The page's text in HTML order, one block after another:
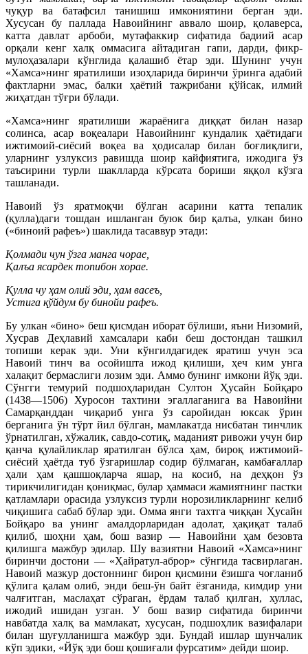
чуқур ва батафсил танишиш имкониятини берган эди.
Хусусан бу паллада Навоийнинг аввало шоир, қолаверса,
катта давлат арбоби, мутафаккир сифатида бадиий асар
орқали кенг халқ оммасига айтадиган гапи, дарди, фикр-
мулоҳазалари кўнглида қалашиб ётар эди. Шунинг учун
«Хамса»нинг яратилиши изоҳларида биринчи ўринга адабий
фактларни эмас, балки ҳаётий тажрибани қўйсак, илмий
жиҳатдан тўғри бўлади.
«Хамса»нинг яратилиши жараёнига диққат билан назар
солинса, асар воқеалари Навоийнинг кундалик ҳаётидаги
ижтимоий-сиёсий воқеа ва ҳодисалар билан боғлиқлиги,
уларнинг узлуксиз равишда шоир кайфиятига, ижодига ўз
таъсирини турли шаклларда кўрсата бориши яққол кўзга
ташланади.
Навоий ўз яратмоқчи бўлган асарини катта тепалик
(қулла)даги тошдан ишланган буюк бир қалъа, улкан бино
(«биноий рафеъ») шаклида тасаввур этади:
Қолмади чун ўзга манга чорае,
Қалъа ясардек топибон хорае.
Қулла чу ҳам олий эди, ҳам васеъ,
Устига қўйдум бу бинойи рафеъ.
Бу улкан «бино» беш қисмдан иборат бўлиши, яъни Низомий,
Хусрав Деҳлавий хамсалари каби беш достондан ташкил
топиши керак эди. Уни кўнгилдагидек яратиш учун эса
Навоий тинч ва осойишта ижод қилиши, ҳеч ким унга
халақит бермаслиги лозим эди. Аммо бунинг имкони йўқ эди.
Сўнгги темурий подшоҳларидан Султон Ҳусайн Бойқаро
(1438—1506) Хуросон тахтини эгаллаганига ва Навоийни
Самарқанддан чиқариб унга ўз саройидан юксак ўрин
берганига ўн тўрт йил бўлган, мамлакатда нисбатан тинчлик
ўрнатилган, хўжалик, савдо-сотиқ, маданият ривожи учун бир
қанча қулайликлар яратилган бўлса ҳам, бироқ ижтимоий-
сиёсий ҳаётда туб ўзгаришлар содир бўлмаган, камбағаллар
ҳали ҳам қашшоқларча яшар, на косиб, на деҳқон ўз
тирикчилигидан қониқмас, булар ҳаммаси жамиятнинг пастки
қатламлари орасида узлуксиз турли норозиликларнинг келиб
чиқишига сабаб бўлар эди. Омма янги тахтга чиққан Ҳусайн
Бойқаро ва унинг амалдорларидан адолат, ҳақиқат талаб
қилиб, шоҳни ҳам, бош вазир — Навоийни ҳам безовта
қилишга мажбур эдилар. Шу вазиятни Навоий «Хамса»нинг
биринчи достони — «Ҳайратул-аброр» сўнгида тасвирлаган.
Навоий мазкур достоннинг бирон қисмини ёзишга чоғланиб
қўлига қалам олиб, энди беш-ўн байт ёзганида, кимдир уни
чалғитган, маслаҳат сўраган, ёрдам талаб қилган, хуллас,
ижодий ишидан узган. У бош вазир сифатида биринчи
навбатда халқ ва мамлакат, хусусан, подшоҳлик вазифалари
билан шуғулланишга мажбур эди. Бундай ишлар шунчалик
кўп эдики, «Йўқ эди бош қошиғали фурсатим» дейди шоир.